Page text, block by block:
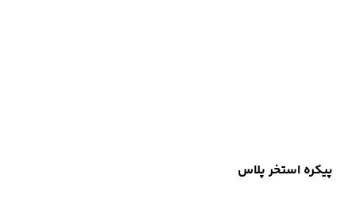
پیکره استخر پلاس